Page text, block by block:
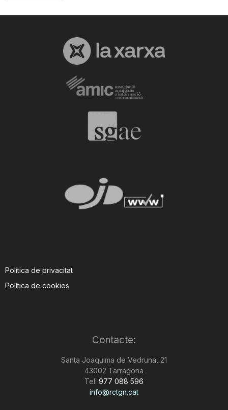
Política de privacitat
Política de cookies
Contacte:
Santa Joaquima de Vedruna, 21
43002 Tarragona
Tel: 977 088 596
info@rctgn.cat